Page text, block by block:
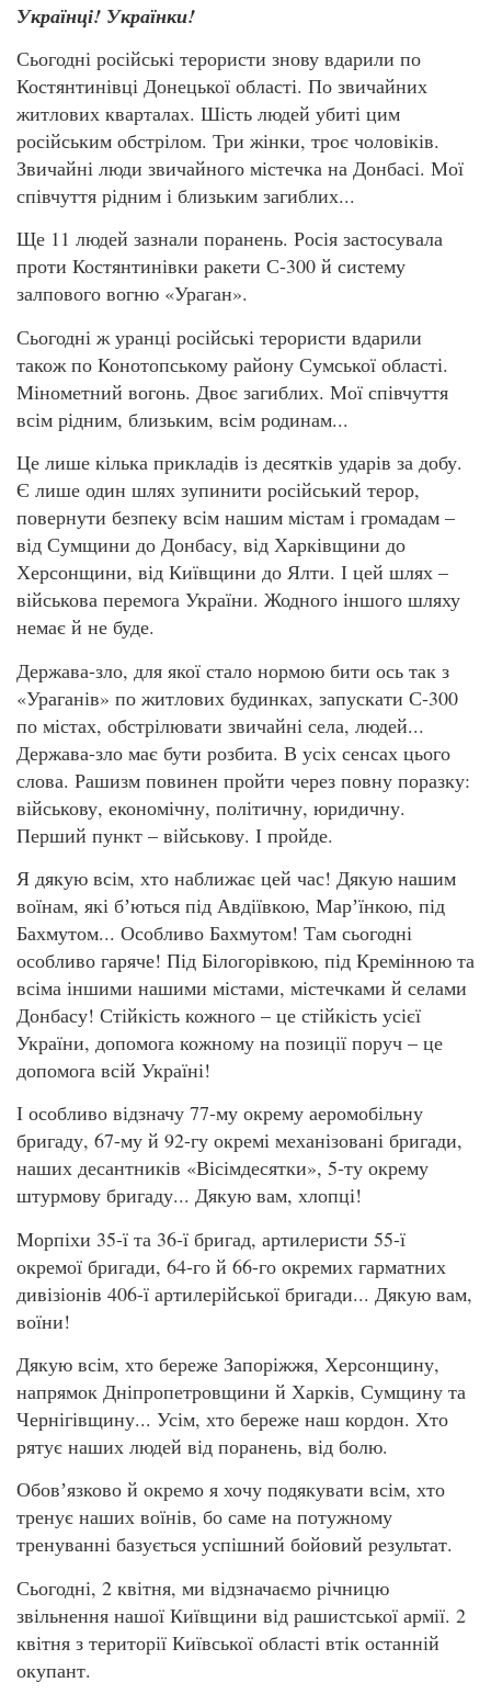
Українці! Українки!
Сьогодні російські терористи знову вдарили по
Костянтинівці Донецької області. По звичайних
житлових кварталах. Шість людей убиті цим
російським обстрілом. Три жінки, троє чоловіків.
Звичайні люди звичайного містечка на Донбасі. Мої
співчуття рідним і близьким загиблих...
Ще 11 людей зазнали поранень. Росія застосувала
проти Костянтинівки ракети С-300 й систему
залпового вогню «Ураган».
Сьогодні ж уранці російські терористи вдарили
також по Конотопському району Сумської області.
Мінометний вогонь. Двоє загиблих. Мої співчуття
всім рідним, близьким, всім родинам...
Це лише кілька прикладів із десятків ударів за добу.
Є лише один шлях зупинити російський терор,
повернути безпеку всім нашим містам і громадам –
від Сумщини до Донбасу, від Харківщини до
Херсонщини, від Київщини до Ялти. І цей шлях –
військова перемога України. Жодного іншого шляху
немає й не буде.
Держава-зло, для якої стало нормою бити ось так з
«Ураганів» по житлових будинках, запускати С-300
по містах, обстрілювати звичайні села, людей...
Держава-зло має бути розбита. В усіх сенсах цього
слова. Рашизм повинен пройти через повну поразку:
військову, економічну, політичну, юридичну.
Перший пункт – військову. І пройде.
Я дякую всім, хто наближає цей час! Дякую нашим
воїнам, які бʼються під Авдіївкою, Марʼїнкою, під
Бахмутом... Особливо Бахмутом! Там сьогодні
особливо гаряче! Під Білогорівкою, під Кремінною та
всіма іншими нашими містами, містечками й селами
Донбасу! Стійкість кожного – це стійкість усієї
України, допомога кожному на позиції поруч – це
допомога всій Україні!
І особливо відзначу 77-му окрему аеромобільну
бригаду, 67-му й 92-гу окремі механізовані бригади,
наших десантників «Вісімдесятки», 5-ту окрему
штурмову бригаду... Дякую вам, хлопці!
Морпіхи 35-ї та 36-ї бригад, артилеристи 55-ї
окремої бригади, 64-го й 66-го окремих гарматних
дивізіонів 406-ї артилерійської бригади... Дякую вам,
воїни!
Дякую всім, хто береже Запоріжжя, Херсонщину,
напрямок Дніпропетровщини й Харків, Сумщину та
Чернігівщину... Усім, хто береже наш кордон. Хто
рятує наших людей від поранень, від болю.
Обовʼязково й окремо я хочу подякувати всім, хто
тренує наших воїнів, бо саме на потужному
тренуванні базується успішний бойовий результат.
Сьогодні, 2 квітня, ми відзначаємо річницю
звільнення нашої Київщини від рашистської армії. 2
квітня з території Київської області втік останній
окупант.